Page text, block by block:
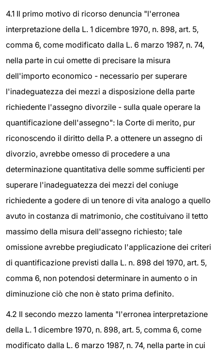
4.1 Il primo motivo di ricorso denuncia "l'erronea
interpretazione della L. 1 dicembre 1970, n. 898, art. 5,
comma 6, come modificato dalla L. 6 marzo 1987, n. 74,
nella parte in cui omette di precisare la misura
dell'importo economico - necessario per superare
l'inadeguatezza dei mezzi a disposizione della parte
richiedente l'assegno divorzile - sulla quale operare la
quantificazione dell'assegno": la Corte di merito, pur
riconoscendo il diritto della P. a ottenere un assegno di
divorzio, avrebbe omesso di procedere a una
determinazione quantitativa delle somme sufficienti per
superare l'inadeguatezza dei mezzi del coniuge
richiedente a godere di un tenore di vita analogo a quello
avuto in costanza di matrimonio, che costituivano il tetto
massimo della misura dell'assegno richiesto; tale
omissione avrebbe pregiudicato l'applicazione dei criteri
di quantificazione previsti dalla L. n. 898 del 1970, art. 5,
comma 6, non potendosi determinare in aumento o in
diminuzione ciò che non è stato prima definito.
4.2 Il secondo mezzo lamenta "l'erronea interpretazione
della L. 1 dicembre 1970, n. 898, art. 5, comma 6, come
modificato dalla L. 6 marzo 1987, n. 74, nella parte in cui